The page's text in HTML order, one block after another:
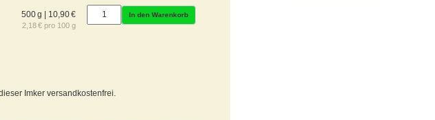
500 g | 10,90 €
2,18 € pro 100 g
In den Warenkorb
Imker versandkostenfrei.